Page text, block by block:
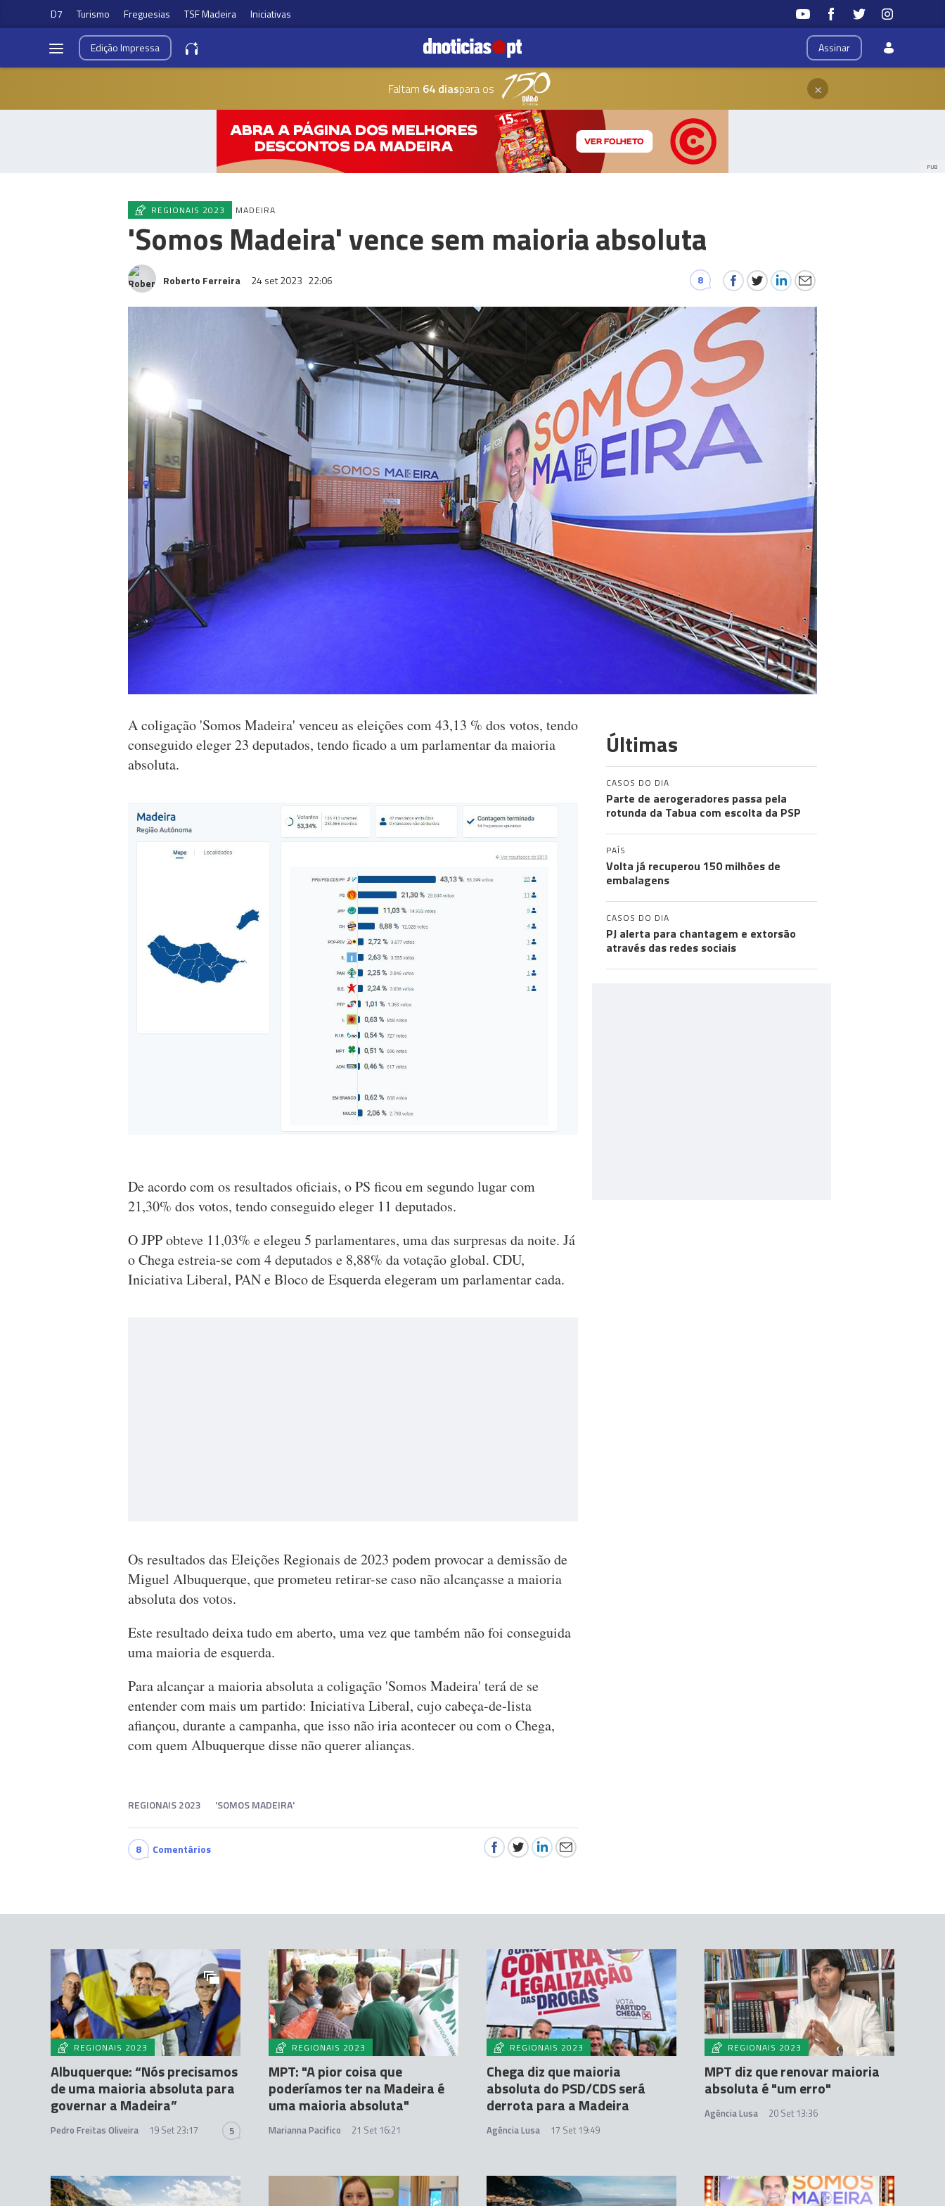
D7 Turismo Freguesias TSF Madeira Iniciativas
Assinar
EdiçãoImpressa
Faltam 64 diaspara os ×
PUB
REGIONAIS 2023 MADEIRA
'Somos Madeira' vence sem maioria absoluta
Roberto Ferreira 24 set 2023 22:06 8
A coligação 'Somos Madeira' venceu as eleições com 43,13 % dos votos, tendo
conseguido eleger 23 deputados, tendo ficado a um parlamentar da maioria
absoluta.
De acordo com os resultados oficiais, o PS ficou em segundo lugar com
21,30% dos votos, tendo conseguido eleger 11 deputados.
O JPP obteve 11,03% e elegeu 5 parlamentares, uma das surpresas da noite. Já
o Chega estreia-se com 4 deputados e 8,88% da votação global. CDU,
Iniciativa Liberal, PAN e Bloco de Esquerda elegeram um parlamentar cada.
Os resultados das Eleições Regionais de 2023 podem provocar a demissão de
Miguel Albuquerque, que prometeu retirar-se caso não alcançasse a maioria
absoluta dos votos.
Este resultado deixa tudo em aberto, uma vez que também não foi conseguida
uma maioria de esquerda.
Para alcançar a maioria absoluta a coligação 'Somos Madeira' terá de se
entender com mais um partido: Iniciativa Liberal, cujo cabeça-de-lista
afiançou, durante a campanha, que isso não iria acontecer ou com o Chega,
com quem Albuquerque disse não querer alianças.
REGIONAIS 2023 'SOMOS MADEIRA'
8 Comentários
Últimas
CASOS DO DIA
Parte de aerogeradores passa pela
rotunda da Tabua com escolta da PSP
PAÍS
Volta já recuperou 150 milhões de
embalagens
CASOS DO DIA
PJ alerta para chantagem e extorsão
através das redes sociais
REGIONAIS 2023
Albuquerque: “Nós precisamos
de uma maioria absoluta para
governar a Madeira”
Pedro Freitas Oliveira 19 Set 23:17 5
REGIONAIS 2023
MPT: "A pior coisa que
poderíamos ter na Madeira é
uma maioria absoluta"
Marianna Pacifico 21 Set 16:21
REGIONAIS 2023
Chega diz que maioria
absoluta do PSD/CDS será
derrota para a Madeira
Agência Lusa 17 Set 19:49
REGIONAIS 2023
MPT diz que renovar maioria
absoluta é "um erro"
Agência Lusa 20 Set 13:36